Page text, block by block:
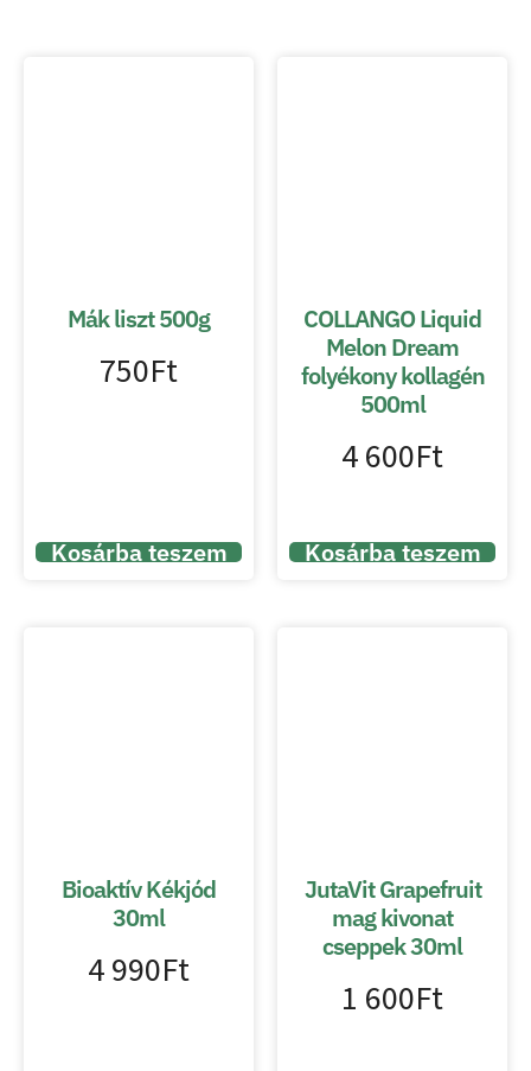
Mák liszt 500g
750Ft
Kosárba teszem
COLLANGO Liquid
Melon Dream
folyékony kollagén
500ml
4 600Ft
Kosárba teszem
Bioaktív Kékjód
30ml
4 990Ft
JutaVit Grapefruit
mag kivonat
cseppek 30ml
1 600Ft